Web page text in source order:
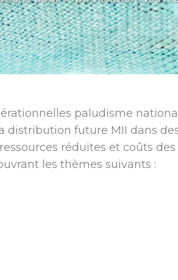
paludisme
distribution future MII dans
réduites et coûts
les thèmes suivants :